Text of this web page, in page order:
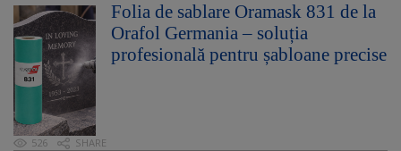
Folia de sablare Oramask 831 de la
Orafol Germania – soluția
profesională pentru șabloane precise
526 SHARE